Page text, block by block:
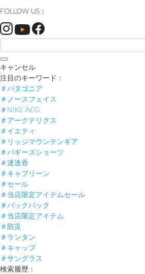
FOLLOW US：
キャンセル
注目のキーワード：
＃パタゴニア
＃ノースフェイス
＃NIKE ACG
＃アークテリクス
＃イエティ
＃リッジマウンテンギア
＃バギーズショーツ
＃迷迭香
＃キャプリーン
＃セール
＃当店限定アイテムセール
＃バックパック
＃当店限定アイテム
＃防災
＃ランタン
＃キャップ
＃サングラス
検索履歴：